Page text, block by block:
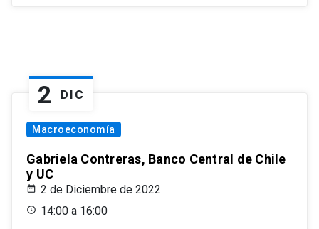
2 DIC
Macroeconomía
Gabriela Contreras, Banco Central de Chile
y UC
2 de Diciembre de 2022
14:00 a 16:00